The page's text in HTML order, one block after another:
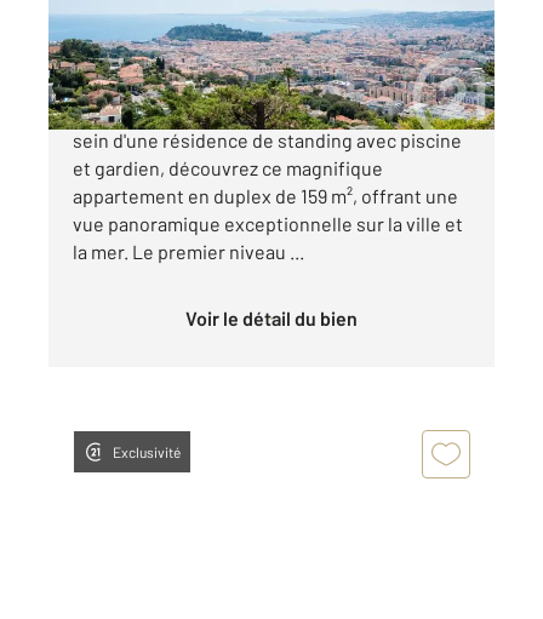
2 680 000 €
Col de Villefranche - Quartier du Vinaigrier - Au
sein d'une résidence de standing avec piscine
et gardien, découvrez ce magnifique
appartement en duplex de 159 m², offrant une
vue panoramique exceptionnelle sur la ville et
la mer. Le premier niveau ...
Voir le détail du bien
Exclusivité